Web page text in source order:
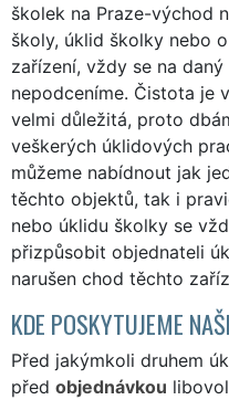
školek na Praze-východ
školy, úklid školky nebo
zařízení, vždy se na
nepodceníme. Čistota je
velmi důležitá, proto
veškerých úklidových
můžeme nabídnout jak
těchto objektů, tak i
nebo úklidu školky se
přizpůsobit objednateli
narušen chod těchto
KDE POSKYTUJEME
Před jakýmkoli druhem
před objednávkou